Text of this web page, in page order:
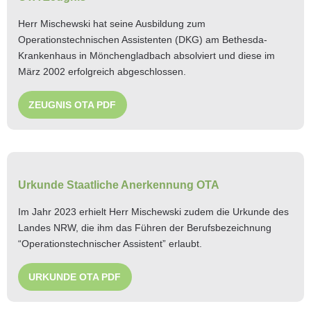
Herr Mischewski hat seine Ausbildung zum
Operationstechnischen Assistenten (DKG) am Bethesda-
Krankenhaus in Mönchengladbach absolviert und diese im
März 2002 erfolgreich abgeschlossen.
ZEUGNIS OTA PDF
Urkunde Staatliche Anerkennung OTA
Im Jahr 2023 erhielt Herr Mischewski zudem die Urkunde des
Landes NRW, die ihm das Führen der Berufsbezeichnung
“Operationstechnischer Assistent” erlaubt.
URKUNDE OTA PDF